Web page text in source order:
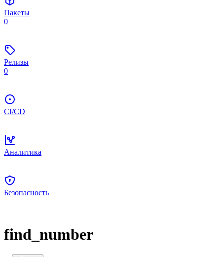
Пакеты
0
Релизы
0
CI/CD
Аналитика
Безопасность
find_number